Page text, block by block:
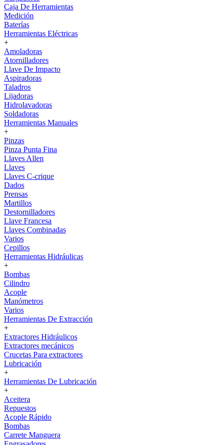
Caja De Herramientas
Medición
Baterías
Herramientas Eléctricas
+
Amoladoras
Atornilladores
Llave De Impacto
Aspiradoras
Taladros
Lijadoras
Hidrolavadoras
Soldadoras
Herramientas Manuales
+
Pinzas
Pinza Punta Fina
Llaves Allen
Llaves
Llaves C-crique
Dados
Prensas
Martillos
Destornilladores
Llave Francesa
Llaves Combinadas
Varios
Cepillos
Herramientas Hidráulicas
+
Bombas
Cilindro
Acople
Manómetros
Varios
Herramientas De Extracción
+
Extractores Hidráulicos
Extractores mecánicos
Crucetas Para extractores
Lubricación
+
Herramientas De Lubricación
+
Aceitera
Repuestos
Acople Rápido
Bombas
Carrete Manguera